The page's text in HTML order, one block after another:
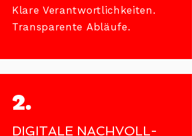
Klare Verantwortlichkeiten.
Transparente Abläufe.
2.
DIGITALE NACHVOLL-